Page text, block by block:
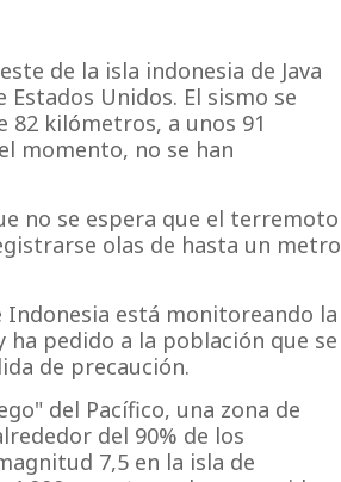
de la isla indonesia de Java
Unidos. El sismo se
82 kilómetros, a unos 91
momento, no se han
no se espera que el terremoto
olas de hasta un metro
Indonesia está monitoreando la
pedido a la población que se
de precaución.
del Pacífico, una zona de
del 90% de los
7,5 en la isla de